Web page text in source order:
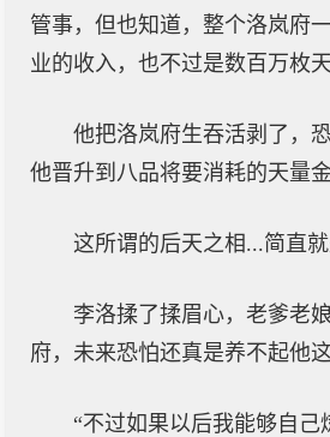
管事，但也知道，整个洛岚府
业的收入，也不过是数百万枚
他把洛岚府生吞活剥了，
他晋升到八品将要消耗的天量金
这所谓的后天之相...简直就
李洛揉了揉眉心，老爹老
府，未来恐怕还真是养不起他
“不过如果以后我能够自己